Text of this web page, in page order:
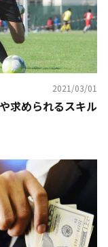
2021/03/01
求められるスキル